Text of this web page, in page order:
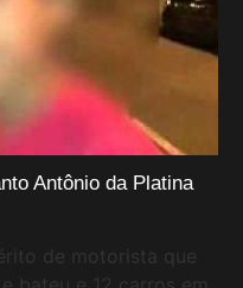
Antônio da Platina